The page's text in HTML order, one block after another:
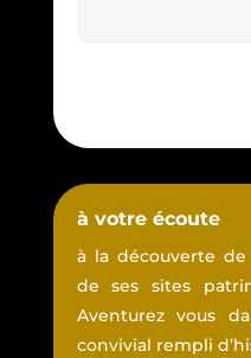
à votre écoute
à la découverte de
de ses sites
Aventurez vous
convivial rempli